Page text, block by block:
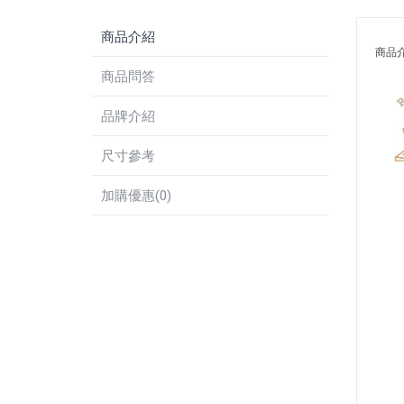
商品介紹
商品問答
品牌介紹
尺寸參考
加購優惠(0)
商品